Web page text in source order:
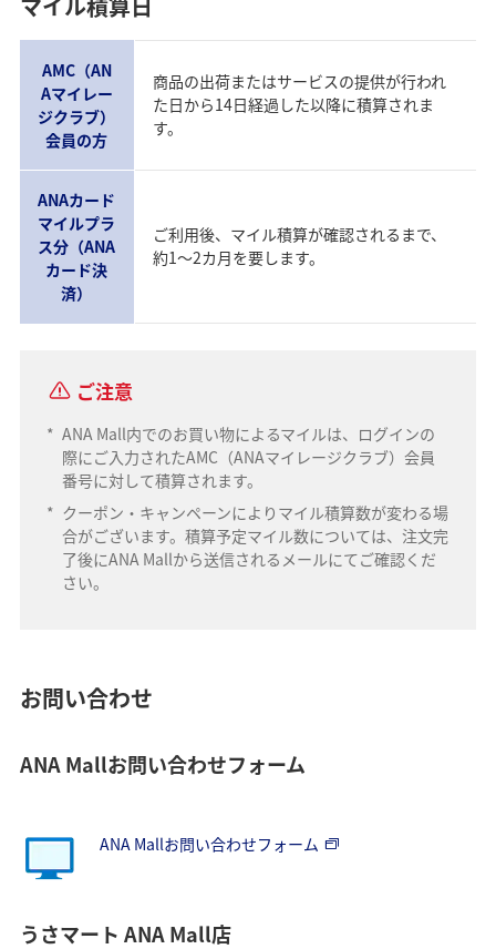
AMC（AN
Aマイレー
ジクラブ）
会員の方
商品の出荷またはサービスの提供が行われ
た日から14日経過した以降に積算されま
す。
ANAカード
マイルプラ
ス分（ANA
カード決
済）
ご利用後、マイル積算が確認されるまで、
約1～2カ月を要します。
ご注意
* ANA Mall内でのお買い物によるマイルは、ログインの
際にご入力されたAMC（ANAマイレージクラブ）会員
番号に対して積算されます。
* クーポン・キャンペーンによりマイル積算数が変わる場
合がございます。積算予定マイル数については、注文完
了後にANA Mallから送信されるメールにてご確認くだ
さい。
お問い合わせ
ANA Mallお問い合わせフォーム
ANA Mallお問い合わせフォーム
うさマート ANA Mall店